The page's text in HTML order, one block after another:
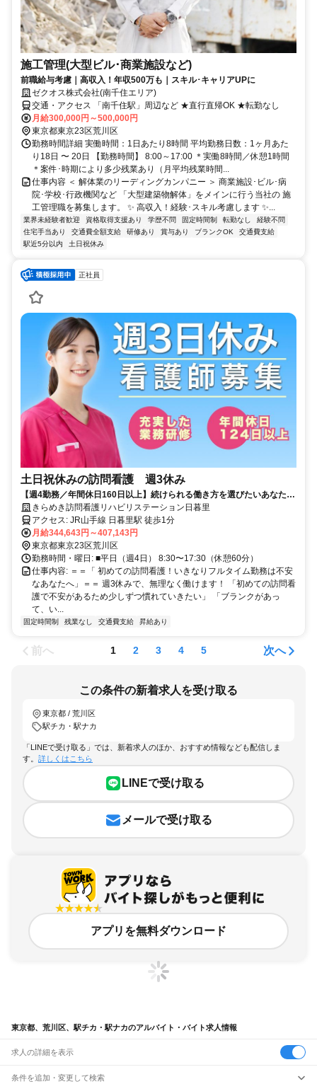
施工管理(大型ビル･商業施設など)
前職給与考慮｜高収入！年収500万も｜スキル･キャリアUPに
ゼクオス株式会社(南千住エリア)
交通・アクセス 「南千住駅」周辺など ★直行直帰OK ★転勤なし
月給300,000円～500,000円
東京都東京23区荒川区
勤務時間詳細 実働時間：1日あたり8時間 平均勤務日数：1ヶ月あた
り18日 〜 20日 【勤務時間】 8:00～17:00 ＊実働8時間／休憩1時間
＊案件･時期により多少残業あり（月平均残業時間...
仕事内容 ＜ 解体業のリーディングカンパニー ＞ 商業施設･ビル･病
院･学校･行政機関など 「大型建築物解体」をメインに行う当社の 施
工管理職を募集します。 ✨ 高収入！経験･スキル考慮します ✨...
業界未経験者歓迎 資格取得支援あり 学歴不問 固定時間制 転勤なし
経験不問
住宅手当あり
交通費全額支給 研修あり 賞与あり ブランクOK
交通費支給
駅近5分以内
土日祝休み
正社員
土日祝休みの訪問看護 週3休み
【週4勤務／年間休日160日以上】続けられる働き方を選びたいあなた
へ！週3日休みの訪問看護 (正社員)
きらめき訪問看護リハビリステーション日暮里
アクセス: JR山手線 日暮里駅 徒歩1分
月給344,643円～407,143円
東京都東京23区荒川区
勤務時間・曜日: ■平日（週4日） 8:30〜17:30（休憩60分）
仕事内容: ＝＝「 初めての訪問看護！いきなりフルタイム勤務は不安
なあなたへ」＝＝ 週3休みで、無理なく働けます！ 「初めての訪問看
護で不安があるため少しずつ慣れていきたい」 「ブランクがあっ
て、い...
固定時間制 残業なし 交通費支給 昇給あり
前へ 1 2 3 4 5 次へ
この条件の新着求人を受け取る
東京都 / 荒川区
駅チカ・駅ナカ
「LINEで受け取る」では、新着求人のほか、おすすめ情報なども配信しま
す。 詳しくはこちら
LINEで受け取る
メールで受け取る
アプリを無料ダウンロード
東京都、荒川区、駅チカ・駅ナカのアルバイト・バイト求人情報
求人の詳細を表示
条件を追加・変更して検索